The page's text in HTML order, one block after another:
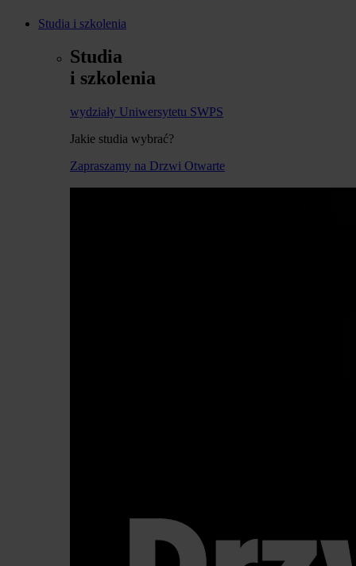
Studia i szkolenia
Studia
i szkolenia
wydziały Uniwersytetu SWPS
Jakie studia wybrać?
Zapraszamy na Drzwi Otwarte